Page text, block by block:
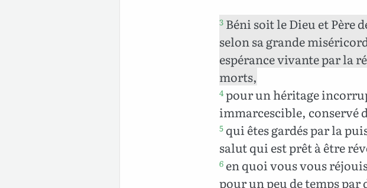
3 Béni soit le Dieu et Père
selon sa grande
espérance vivante par la
morts,
4 pour un héritage
immarcescible, conservé
5 qui êtes gardés par la
salut qui est prêt à être
6 en quoi vous vous
pour un peu de temps par